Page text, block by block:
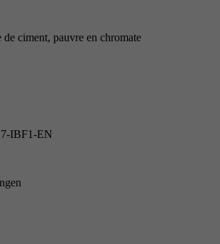
ciment, pauvre en chromate
IBF1-EN